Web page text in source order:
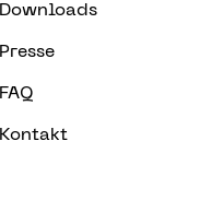
Downloads
Presse
FAQ
Kontakt